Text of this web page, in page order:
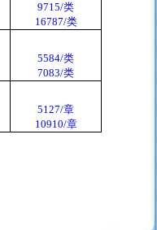
9715/类
16787/类
5584/类
7083/类
5127/章
10910/章